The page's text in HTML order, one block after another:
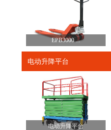
EPB3000 ...
电动升降平台
电动升降平台